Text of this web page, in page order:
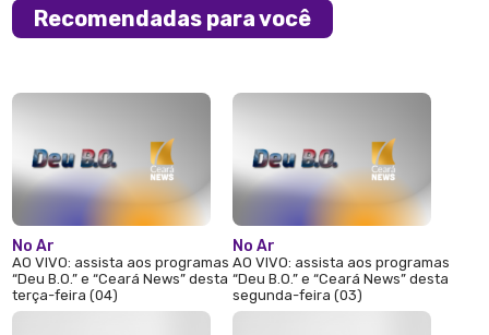
Recomendadas para você
No Ar
AO VIVO: assista aos programas
“Deu B.O.” e “Ceará News” desta
terça-feira (04)
No Ar
AO VIVO: assista aos programas
“Deu B.O.” e “Ceará News” desta
segunda-feira (03)